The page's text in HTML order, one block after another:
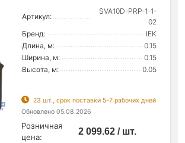
Артикул:
SVA10D-PRP-1-1-
02
Бренд:
IEK
Длина, м:
0.15
Ширина, м:
0.15
Высота, м:
0.05
23 шт., срок поставки 5-7 рабочих дней
Обновлено 05.08.2026
Розничная
цена:
2 099.62 / шт.